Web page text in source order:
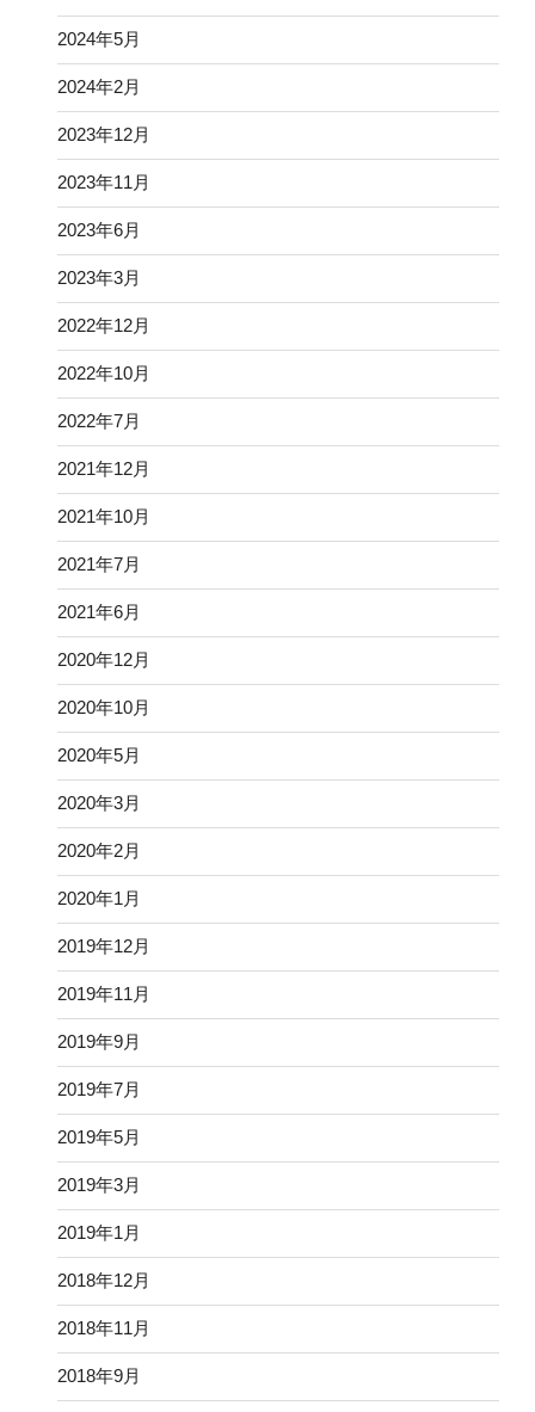
2024年5月
2024年2月
2023年12月
2023年11月
2023年6月
2023年3月
2022年12月
2022年10月
2022年7月
2021年12月
2021年10月
2021年7月
2021年6月
2020年12月
2020年10月
2020年5月
2020年3月
2020年2月
2020年1月
2019年12月
2019年11月
2019年9月
2019年7月
2019年5月
2019年3月
2019年1月
2018年12月
2018年11月
2018年9月